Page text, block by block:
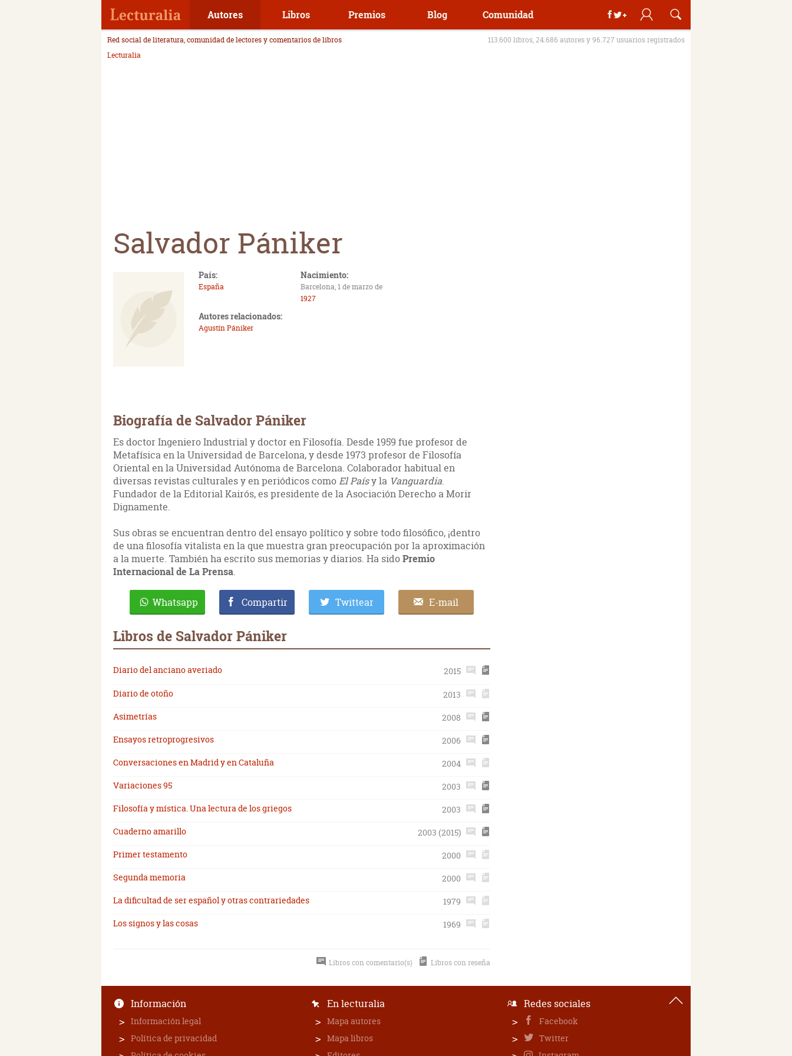
Autores Libros Premios Blog Comunidad
Red social de literatura, comunidad de lectores y comentarios de libros
113.600 libros, 24.686 autores y 96.727 usuarios registrados
Lecturalia
Salvador Pániker
País:
España
Nacimiento:
Barcelona, 1 de marzo de
1927
Autores relacionados:
Agustín Pániker
Biografía de Salvador Pániker
Es doctor Ingeniero Industrial y doctor en Filosofía. Desde 1959 fue profesor de
Metafísica en la Universidad de Barcelona, y desde 1973 profesor de Filosofía
Oriental en la Universidad Autónoma de Barcelona. Colaborador habitual en
diversas revistas culturales y en periódicos comoEl Paísy la Vanguardia.
Fundador de la Editorial Kairós, es presidente de la Asociación Derecho a Morir
Dignamente.
Sus obras se encuentran dentro del ensayo político y sobre todo filosófico, ¡dentro
de una filosofía vitalista en la que muestra gran preocupación por la aproximación
a la muerte. También ha escrito sus memorias y diarios. Ha sidoPremio
Internacional de La Prensa.
Whatsapp Compartir Twittear E-mail
Libros de Salvador Pániker
Diario del anciano averiado
2015
Diario de otoño
2013
Asimetrías
2008
Ensayos retroprogresivos
2006
Conversaciones en Madrid y en Cataluña
2004
Variaciones 95
2003
Filosofía y mística. Una lectura de los griegos
2003
Cuaderno amarillo
2003 (2015)
Primer testamento
2000
Segunda memoria
2000
La dificultad de ser español y otras contrariedades
1979
Los signos y las cosas
1969
Libros con comentario(s) Libros con reseña
Información
Información legal
Política de privacidad
En lecturalia
Mapa autores
Mapa libros
Redes sociales
Facebook
Twitter